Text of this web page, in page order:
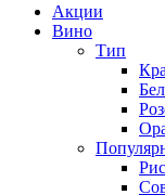
Акции
Вино
Тип